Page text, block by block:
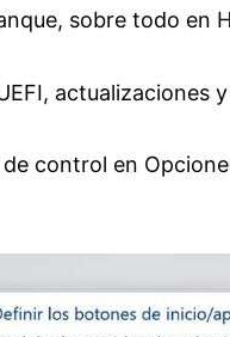
sobre todo en
actualizaciones
control en